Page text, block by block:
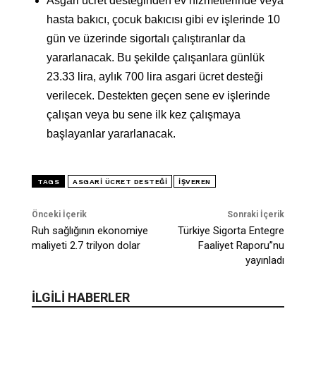
hasta bakıcı, çocuk bakıcısı gibi ev işlerinde 10
gün ve üzerinde sigortalı çalıştıranlar da
yararlanacak. Bu şekilde çalışanlara günlük
23.33 lira, aylık 700 lira asgari ücret desteği
verilecek. Destekten geçen sene ev işlerinde
çalışan veya bu sene ilk kez çalışmaya
başlayanlar yararlanacak.
TAGS ASGARI ÜCRET DESTEĞI IŞVEREN
Önceki İçerik
Ruh sağlığının ekonomiye
maliyeti 2.7 trilyon dolar
Sonraki İçerik
Türkiye Sigorta Entegre
Faaliyet Raporu”nu
yayınladı
İLGİLİ HABERLER